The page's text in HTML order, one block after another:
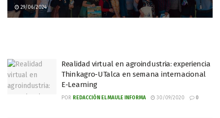
29/06/2024
Realidad virtual en agroindustria: experiencia
Thinkagro-UTalca en semana internacional
E-Learning
POR REDACCIÓN EL MAULE INFORMA 30/09/2020 0